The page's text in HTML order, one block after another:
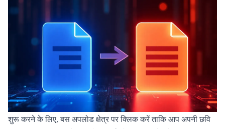
शुरू करने के लिए, बस अपलोड क्षेत्र पर क्लिक करें ताकि आप अपनी छवि